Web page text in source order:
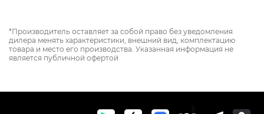
*Производитель оставляет за собой право без уведомления
дилера менять характеристики, внешний вид, комплектацию
товара и место его производства. Указанная информация не
является публичной офертой